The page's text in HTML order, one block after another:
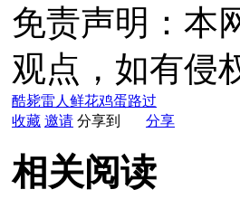
免责声明：本
观点，如有侵
酷毙雷人 鲜花鸡蛋路过
收藏 邀请 分享到 分享
相关阅读